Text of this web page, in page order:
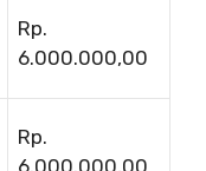
Rp.
6.000.000,00
Rp.
6.000.000,00